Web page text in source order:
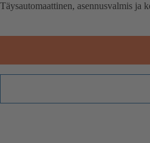
Täysautomaattinen, asennusvalmis ja